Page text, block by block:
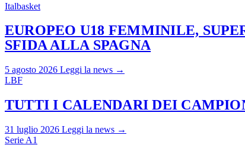
Italbasket
EUROPEO U18 FEMMINILE,
SFIDA ALLA SPAGNA
5 agosto 2026 Leggi la news →
LBF
TUTTI I CALENDARI DEI
31 luglio 2026 Leggi la news →
Serie A1